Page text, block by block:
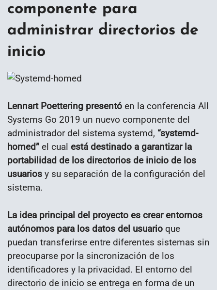
componente para
administrar directorios de
inicio
Lennart Poettering presentó en la conferencia All
Systems Go 2019 un nuevo componente del
administrador del sistema systemd, “systemd-
homed” el cual está destinado a garantizar la
portabilidad de los directorios de inicio de los
usuarios y su separación de la configuración del
sistema.
La idea principal del proyecto es crear entornos
autónomos para los datos del usuario que
puedan transferirse entre diferentes sistemas sin
preocuparse por la sincronización de los
identificadores y la privacidad. El entorno del
directorio de inicio se entrega en forma de un